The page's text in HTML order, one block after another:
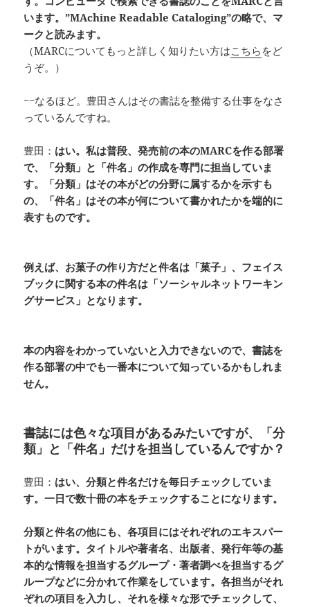
います。”MAchine Readable Cataloging”の略で、マ
ークと読みます。
（MARCについてもっと詳しく知りたい方はこちら をど
うぞ。）
−−なるほど。豊田さんはその書誌を整備する仕事をなさ
っているんですね。
豊田： はい。私は普段、発売前の本のMARCを作る部署
で、「分類」と「件名」の作成を専門に担当していま
す。「分類」はその本がどの分野に属するかを示すも
の、「件名」はその本が何について書かれたかを端的に
表すものです。
例えば、お菓子の作り方だと件名は「菓子」、フェイス
ブックに関する本の件名は「ソーシャルネットワーキン
グサービス」となります。
本の内容をわかっていないと入力できないので、書誌を
作る部署の中でも一番本について知っているかもしれま
せん。
書誌には色々な項目があるみたいですが、「分
類」と「件名」だけを担当しているんですか？
豊田： はい、分類と件名だけを毎日チェックしていま
す。一日で数十冊の本をチェックすることになります。
分類と件名の他にも、各項目にはそれぞれのエキスパー
トがいます。タイトルや著者名、出版者、発行年等の基
本的な情報を担当するグループ・著者調べを担当するグ
ループなどに分かれて作業をしています。各担当がそれ
ぞれの項目を入力し、それを様々な形でチェックして、